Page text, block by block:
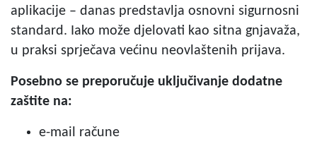
aplikacije – danas predstavlja osnovni sigurnosni
standard. Iako može djelovati kao sitna gnjavaža,
u praksi sprječava većinu neovlaštenih prijava.
Posebno se preporučuje uključivanje dodatne
zaštite na:
e-mail račune